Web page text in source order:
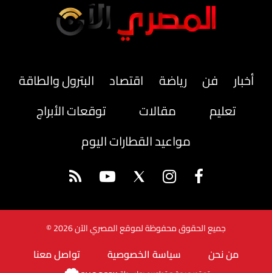
أخبار فن رياضة اقتصاد
البترول والطاقة
تعليم
مقالات
توقعات الأبراج
مواعيد القطارات اليوم
جميع الحقوق محفوظة لموقع المصري الآن 2026 ©
من نحن سياسة الخصوصية تواصل معنا